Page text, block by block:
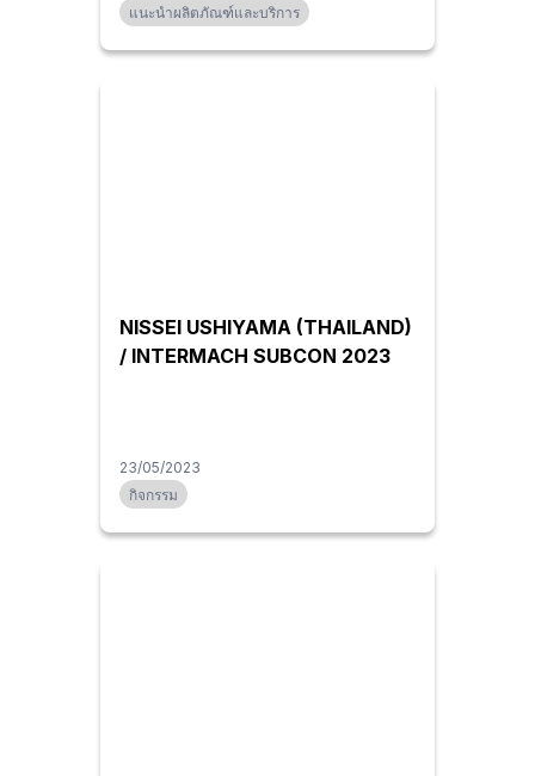
แนะนำผลิตภัณฑ์และบริการ
NISSEI USHIYAMA (THAILAND)
/ INTERMACH SUBCON 2023
23/05/2023
กิจกรรม